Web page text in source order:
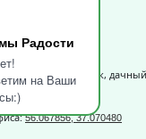
Радости
на Ваши
г.о. Солнечногорск,
56.067856, 37.070480